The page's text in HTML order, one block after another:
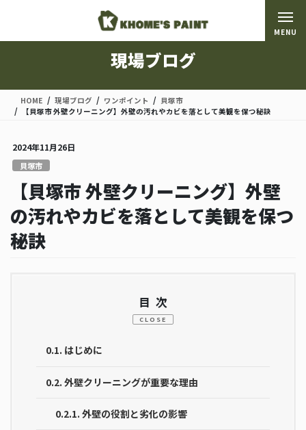
移
ン
現場ブログ
HOME 現場ブログ ワンポイント
貝塚市
【貝塚市 外壁クリーニング】外壁の汚れやカビを落として美観を保つ秘訣
2024年11月26日
貝塚市
【貝塚市 外壁クリーニング】外壁
の汚れやカビを落として美観を保つ
秘訣
目次
CLOSE
0.1. はじめに
0.2. 外壁クリーニングが重要な理由
0.2.1. 外壁の役割と劣化の影響
MENU